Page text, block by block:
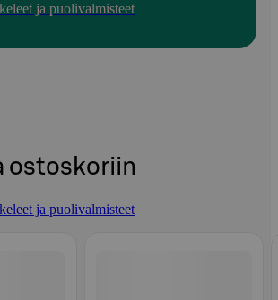
ja puolivalmisteet
ostoskoriin
ja puolivalmisteet